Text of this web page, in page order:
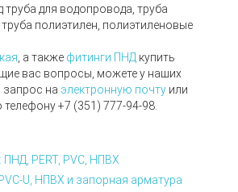
труба для водопровода, труба
труба полиэтилен, полиэтиленовые
, а также фитинги ПНД купить
вас вопросы, можете у наших
запрос на электронную почту или
телефону+7 (351) 777-94-98.
PERT, PVC, НПВХ
U, НПВХ и запорная арматура